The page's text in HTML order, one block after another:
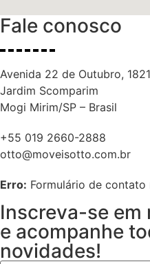
Fale conosco
Avenida 22 de Outubro, 1821
Jardim Scomparim
Mogi Mirim/SP – Brasil
+55 019 2660-2888
otto@moveisotto.com.br
Erro: Formulário de contato
Inscreva-se
e acompanhe
novidades!